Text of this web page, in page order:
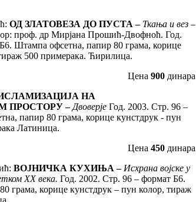
ОД ЗЛАТОВЕЗА ДО ПУСТА – Ткања и вез –
проф. др Мирјана Прошић-Двофноћ. Год.
Штампа офсетна, папир 80 грама, корице
500 примерака. Ћирилица.
Цена 900 динара
НА
ПРОСТОРУ – Двоверје Год. 2003. Стр. 96 –
папир 80 грама, корице кунстдрук - пун
Латиница.
Цена 450 динара
ВОЈНИЧКА КУХИЊА – Исхрана војске у
XX века. Год. 2002. Стр. 96 – формат Б6.
грама, корице кунстдрук – пун колор, тираж